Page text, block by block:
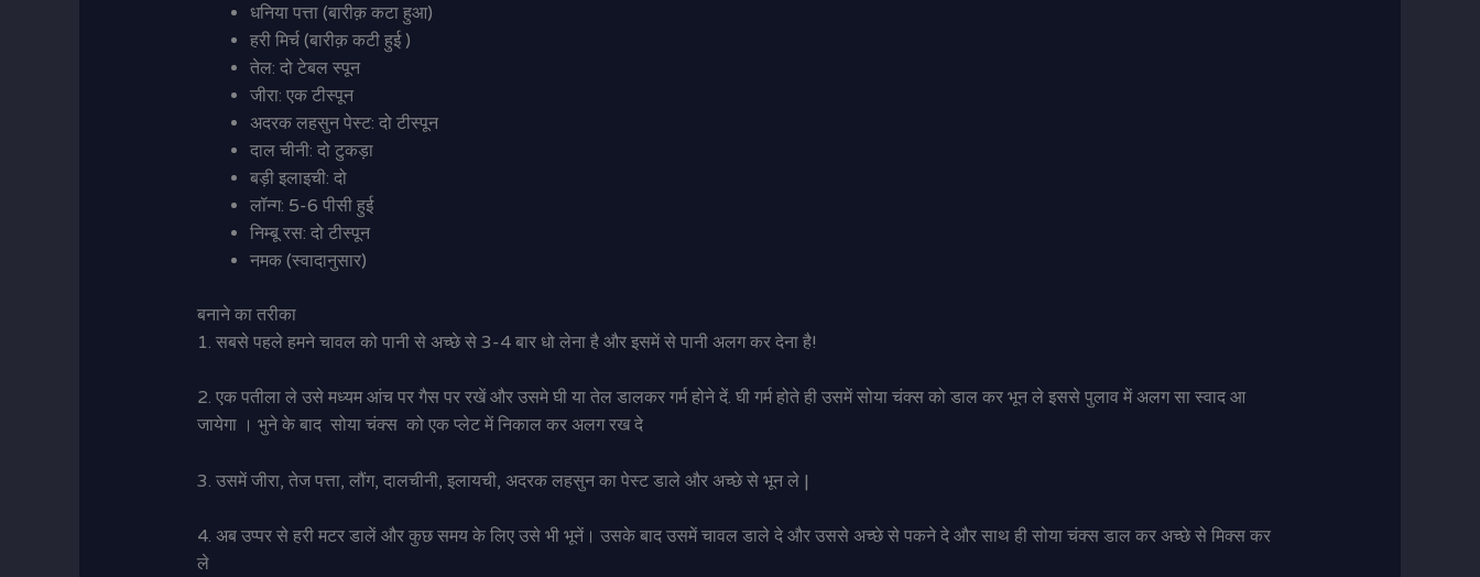
धनिया पत्ता (बारीक़ कटा हुआ)
हरी मिर्च (बारीक़ कटी हुई )
तेल: दो टेबल स्पून
जीरा: एक टीस्पून
अदरक लहसुन पेस्ट: दो टीस्पून
दाल चीनी: दो टुकड़ा
बड़ी इलाइची: दो
लॉन्ग: 5-6 पीसी हुई
निम्बू रस: दो टीस्पून
नमक (स्वादानुसार)
बनाने का तरीका
1. सबसे पहले हमने चावल को पानी से अच्छे से 3-4 बार धो लेना है और इसमें से पानी अलग कर देना है!
2. एक पतीला ले उसे मध्यम आंच पर गैस पर रखें और उसमे घी या तेल डालकर गर्म होने दें. घी गर्म होते ही उसमें सोया चंक्स को डाल कर भून ले इससे पुलाव में अलग सा स्वाद आ
जायेगा । भुने के बाद सोया चंक्स को एक प्लेट में निकाल कर अलग रख दे
3. उसमें जीरा, तेज पत्ता, लौंग, दालचीनी, इलायची, अदरक लहसुन का पेस्ट डाले और अच्छे से भून ले |
4. अब उप्पर से हरी मटर डालें और कुछ समय के लिए उसे भी भूनें। उसके बाद उसमें चावल डाले दे और उससे अच्छे से पकने दे और साथ ही सोया चंक्स डाल कर अच्छे से मिक्स कर
ले